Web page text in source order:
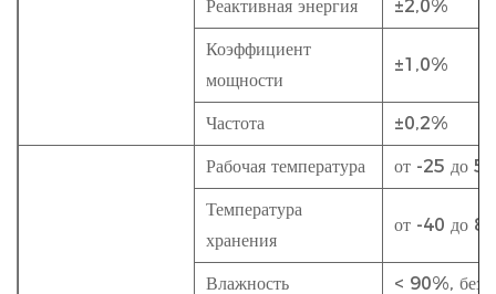
Реактивная энергия ±2,0%
Коэффициент
мощности
±1,0%
Частота ±0,2%
Рабочая температура от -25 до
Температура
хранения
от -40 до
Влажность < 90%, без